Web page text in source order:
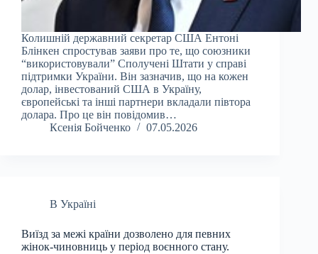
Колишній державний секретар США Ентоні
Блінкен спростував заяви про те, що союзники
“використовували” Сполучені Штати у справі
підтримки України. Він зазначив, що на кожен
долар, інвестований США в Україну,
європейські та інші партнери вкладали півтора
долара. Про це він повідомив…
Ксенія Бойченко
07.05.2026
В Україні
Виїзд за межі країни дозволено для певних
жінок-чиновниць у період воєнного стану.